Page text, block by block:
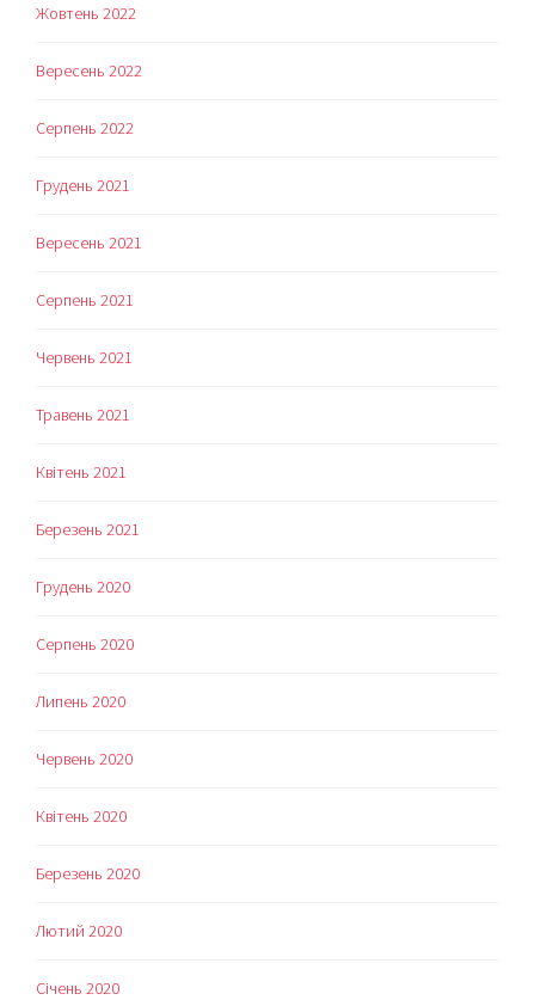
Жовтень 2022
Вересень 2022
Серпень 2022
Грудень 2021
Вересень 2021
Серпень 2021
Червень 2021
Травень 2021
Квітень 2021
Березень 2021
Грудень 2020
Серпень 2020
Липень 2020
Червень 2020
Квітень 2020
Березень 2020
Лютий 2020
Січень 2020